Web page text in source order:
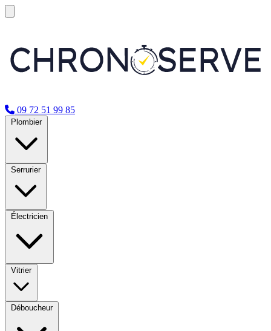
09 72 51 99 85
Plombier
Serrurier
Électricien
Vitrier
Déboucheur